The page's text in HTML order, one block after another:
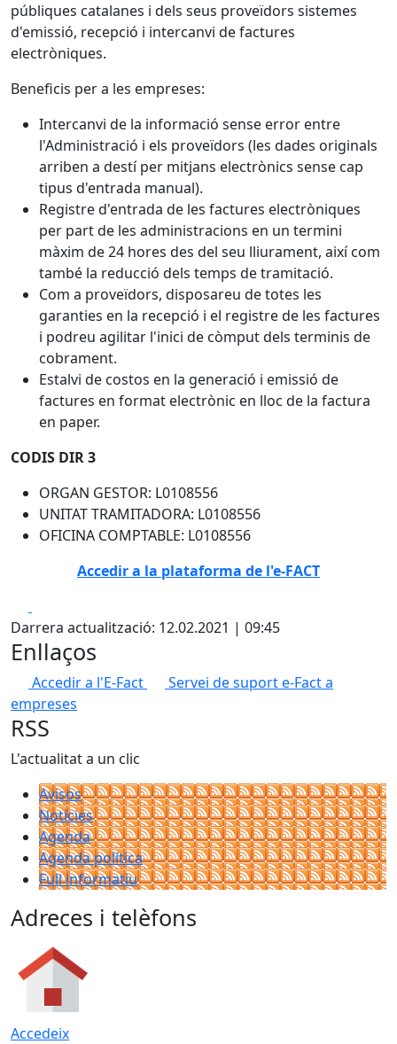
públiques catalanes i dels seus proveïdors sistemes
d'emissió, recepció i intercanvi de factures
electròniques.
Beneficis per a les empreses:
Intercanvi de la informació sense error entre
l'Administració i els proveïdors (les dades originals
arriben a destí per mitjans electrònics sense cap
tipus d'entrada manual).
Registre d'entrada de les factures electròniques
per part de les administracions en un termini
màxim de 24 hores des del seu lliurament, així com
també la reducció dels temps de tramitació.
Com a proveïdors, disposareu de totes les
garanties en la recepció i el registre de les factures
i podreu agilitar l'inici de còmput dels terminis de
cobrament.
Estalvi de costos en la generació i emissió de
factures en format electrònic en lloc de la factura
en paper.
CODIS DIR 3
ORGAN GESTOR: L0108556
UNITAT TRAMITADORA: L0108556
OFICINA COMPTABLE: L0108556
Accedir a la plataforma de l'e-FACT
Darrera actualització: 12.02.2021 | 09:45
Enllaços
Accedir a l'E-Fact
Servei de suport e-Fact a
empreses
RSS
L'actualitat a un clic
Avisos
Notícies
Agenda
Agenda política
Full informatiu
Adreces i telèfons
Accedeix